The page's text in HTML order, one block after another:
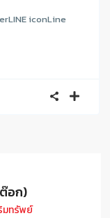
iconLine
อก)
มทรัพย์